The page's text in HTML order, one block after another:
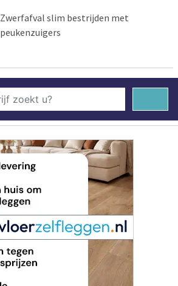
Zwerfafval slim bestrijden met
peukenzuigers